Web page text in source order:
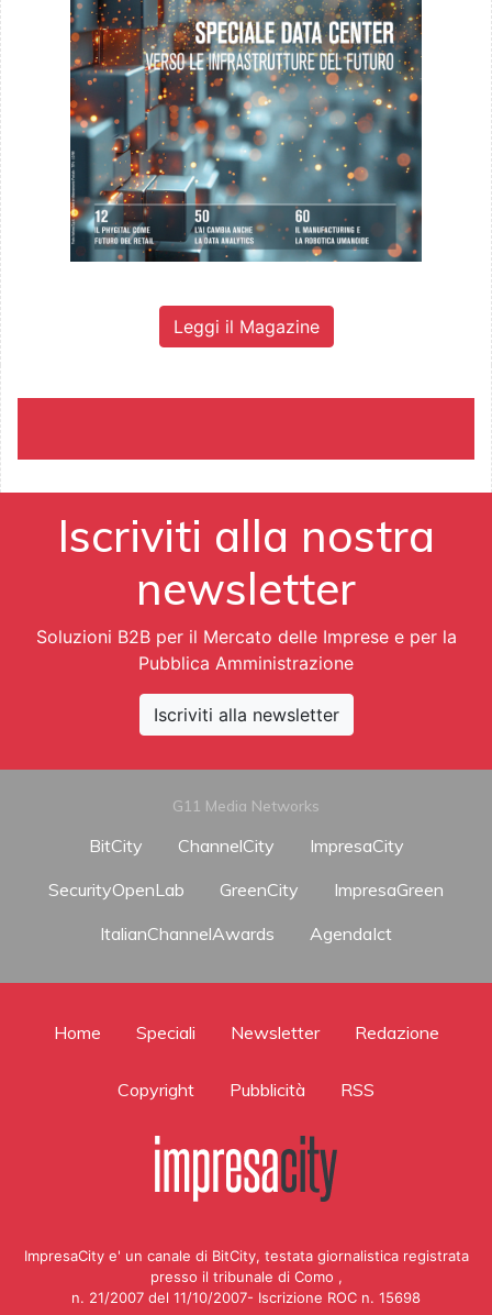
Leggi il Magazine
Iscriviti alla nostra
newsletter
Soluzioni B2B per il Mercato delle Imprese e per la
Pubblica Amministrazione
Iscriviti alla newsletter
G11 Media Networks
BitCity ChannelCity
ImpresaCity
SecurityOpenLab
GreenCity
ImpresaGreen
ItalianChannelAwards
AgendaIct
Home Speciali Newsletter Redazione
Copyright Pubblicità RSS
ImpresaCity e' un canale di BitCity, testata giornalistica registrata
presso il tribunale di Como ,
n. 21/2007 del 11/10/2007- Iscrizione ROC n. 15698